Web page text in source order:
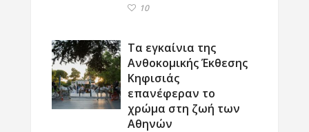
10
Τα εγκαίνια της
Ανθοκομικής Έκθεσης
Κηφισιάς
επανέφεραν το
χρώμα στη ζωή των
Αθηνών